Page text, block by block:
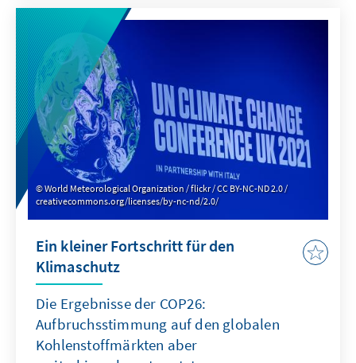
„Omikron“ erwartet. Die vorliegende Analyse
zeigt Fortschritte in der Zusammenarbeit
zwischen EU und Afrikanischer Union (AU) in
der Pandemiebekämpfung und zur Schaffung
widerstandsfähiger Gesundheitssysteme auf.
World Meteorological Organization / flickr / CC BY-NC-ND 2.0 /
creativecommons.org/licenses/by-nc-nd/2.0/
Ein kleiner Fortschritt für den
Klimaschutz
Die Ergebnisse der COP26:
Aufbruchsstimmung auf den globalen
Kohlenstoffmärkten aber